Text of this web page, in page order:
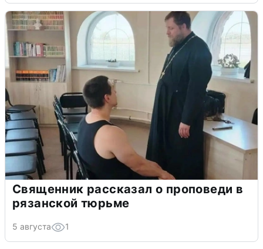
Священник рассказал о проповеди в
рязанской тюрьме
5 августа 1